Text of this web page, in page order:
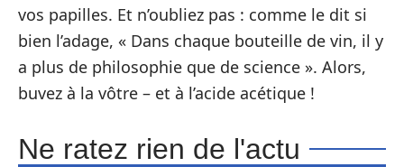
vos papilles. Et n’oubliez pas : comme le dit si
bien l’adage, « Dans chaque bouteille de vin, il y
a plus de philosophie que de science ». Alors,
buvez à la vôtre – et à l’acide acétique !
Ne ratez rien de l'actu